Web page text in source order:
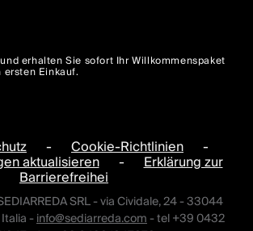
erhalten Sie sofort Ihr Willkommenspaket
Einkauf.
- Cookie-Richtlinien -
aktualisieren - Erklärung zur
Barrierefreihei
SRL - via Cividale, 24 - 33044
-info@sediarreda.com- tel +39 0432